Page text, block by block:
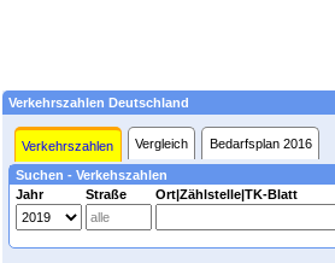
Verkehrszahlen Deutschland
Verkehrszahlen Vergleich Bedarfsplan 2016
Suchen - Verkehszahlen
Jahr
Straße Ort|Zählstelle|TK-Blatt